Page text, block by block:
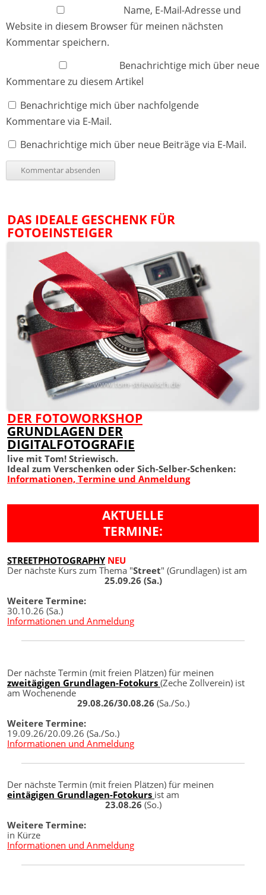
Name, E-Mail-Adresse und
Website in diesem Browser für meinen nächsten
Kommentar speichern.
Benachrichtige mich über neue
Kommentare zu diesem Artikel
Benachrichtige mich über nachfolgende
Kommentare via E-Mail.
Benachrichtige mich über neue Beiträge via E-Mail.
DAS IDEALE GESCHENK FÜR
FOTOEINSTEIGER
DER FOTOWORKSHOP
GRUNDLAGEN DER
DIGITALFOTOGRAFIE
live mit Tom! Striewisch.
Ideal zum Verschenken oder Sich-Selber-Schenken:
Informationen, Termine und Anmeldung
AKTUELLE
TERMINE:
STREETPHOTOGRAPHY NEU
Der nächste Kurs zum Thema "Street" (Grundlagen) ist am
25.09.26 (Sa.)
Weitere Termine:
30.10.26 (Sa.)
Informationen und Anmeldung
Der nächste Termin (mit freien Plätzen) für meinen
zweitägigen Grundlagen-Fotokurs (Zeche Zollverein) ist
am Wochenende
29.08.26/30.08.26 (Sa./So.)
Weitere Termine:
19.09.26/20.09.26 (Sa./So.)
Informationen und Anmeldung
Der nächste Termin (mit freien Plätzen) für meinen
eintägigen Grundlagen-Fotokurs ist am
23.08.26 (So.)
Weitere Termine:
in Kürze
Informationen und Anmeldung